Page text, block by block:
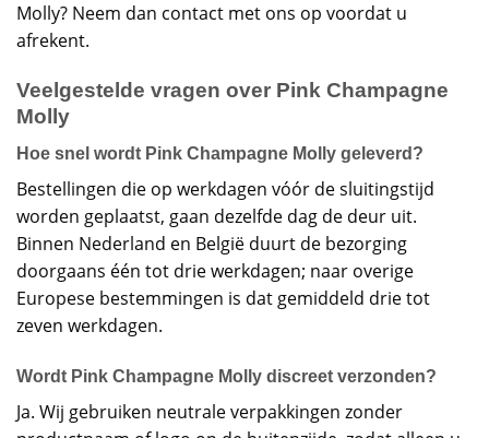
Molly? Neem dan contact met ons op voordat u
afrekent.
Veelgestelde vragen over Pink Champagne
Molly
Hoe snel wordt Pink Champagne Molly geleverd?
Bestellingen die op werkdagen vóór de sluitingstijd
worden geplaatst, gaan dezelfde dag de deur uit.
Binnen Nederland en België duurt de bezorging
doorgaans één tot drie werkdagen; naar overige
Europese bestemmingen is dat gemiddeld drie tot
zeven werkdagen.
Wordt Pink Champagne Molly discreet verzonden?
Ja. Wij gebruiken neutrale verpakkingen zonder